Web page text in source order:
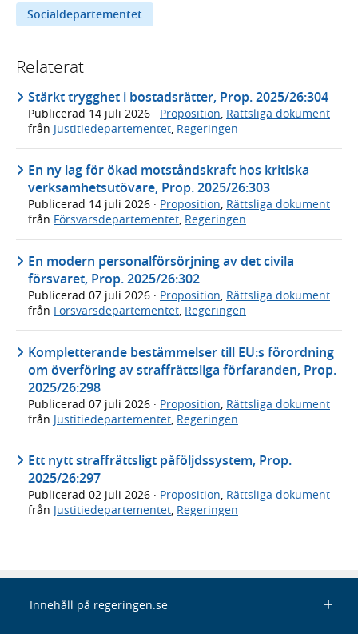
Socialdepartementet
Relaterat
Stärkt trygghet i bostadsrätter, Prop. 2025/26:304
Publicerad 14 juli 2026 · Proposition Rättsliga dokument
från Justitiedepartementet Regeringen
En ny lag för ökad motståndskraft hos kritiska
verksamhetsutövare, Prop. 2025/26:303
Publicerad 14 juli 2026 · Proposition, Rättsliga dokument
från Försvarsdepartementet, Regeringen
En modern personalförsörjning av det civila
försvaret, Prop. 2025/26:302
Publicerad 07 juli 2026 · Proposition, Rättsliga dokument
från Försvarsdepartementet, Regeringen
Kompletterande bestämmelser till EU:s förordning
om överföring av straffrättsliga förfaranden, Prop.
2025/26:298
Publicerad 07 juli 2026 · Proposition Rättsliga dokument
från Justitiedepartementet Regeringen
Ett nytt straffrättsligt påföljdssystem, Prop.
2025/26:297
Publicerad 02 juli 2026 · Proposition, Rättsliga dokument
från Justitiedepartementet, Regeringen
Innehåll på regeringen.se